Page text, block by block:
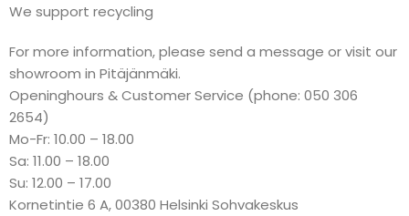
We support recycling
For more information, please send a message or visit our
showroom in Pitäjänmäki.
Openinghours & Customer Service (phone: 050 306
2654)
Mo-Fr: 10.00 – 18.00
Sa: 11.00 – 18.00
Su: 12.00 – 17.00
Kornetintie 6 A, 00380 Helsinki Sohvakeskus